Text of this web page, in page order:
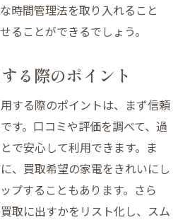
時間管理法を取り入れること
ることができるでしょう。
る際のポイント
する際のポイントは、まず信頼
す。口コミや評価を調べて、過
で安心して利用できます。ま
、買取希望の家電をきれいにし
プすることもあります。さら
取に出すかをリスト化し、スム